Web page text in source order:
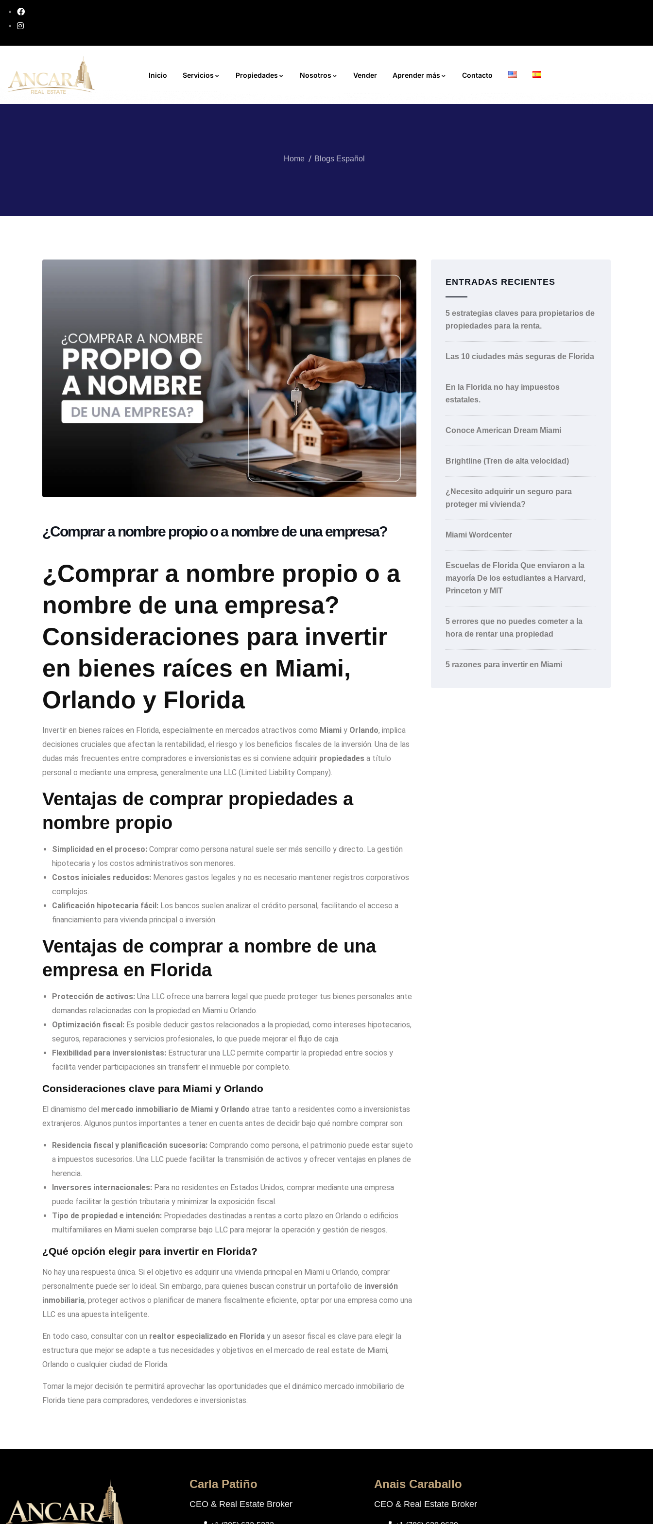
Inicio Servicios Propiedades Nosotros Vender Aprender más Contacto
Home Blogs Español
¿Comprar a nombre propio o a nombre de una empresa?
¿Comprar a nombre propio o a
nombre de una empresa?
Consideraciones para invertir
en bienes raíces en Miami,
Orlando y Florida
Invertir en bienes raíces en Florida, especialmente en mercados atractivos como Miami y Orlando, implica
decisiones cruciales que afectan la rentabilidad, el riesgo y los beneficios fiscales de la inversión. Una de las
dudas más frecuentes entre compradores e inversionistas es si conviene adquirir propiedades a título
personal o mediante una empresa, generalmente una LLC (Limited Liability Company).
Ventajas de comprar propiedades a
nombre propio
Simplicidad en el proceso: Comprar como persona natural suele ser más sencillo y directo. La gestión
hipotecaria y los costos administrativos son menores.
Costos iniciales reducidos: Menores gastos legales y no es necesario mantener registros corporativos
complejos.
Calificación hipotecaria fácil: Los bancos suelen analizar el crédito personal, facilitando el acceso a
financiamiento para vivienda principal o inversión.
Ventajas de comprar a nombre de una
empresa en Florida
Protección de activos: Una LLC ofrece una barrera legal que puede proteger tus bienes personales ante
demandas relacionadas con la propiedad en Miami u Orlando.
Optimización fiscal: Es posible deducir gastos relacionados a la propiedad, como intereses hipotecarios,
seguros, reparaciones y servicios profesionales, lo que puede mejorar el flujo de caja.
Flexibilidad para inversionistas: Estructurar una LLC permite compartir la propiedad entre socios y
facilita vender participaciones sin transferir el inmueble por completo.
Consideraciones clave para Miami y Orlando
El dinamismo del mercado inmobiliario de Miami y Orlando atrae tanto a residentes como a inversionistas
extranjeros. Algunos puntos importantes a tener en cuenta antes de decidir bajo qué nombre comprar son:
Residencia fiscal y planificación sucesoria: Comprando como persona, el patrimonio puede estar sujeto
a impuestos sucesorios. Una LLC puede facilitar la transmisión de activos y ofrecer ventajas en planes de
herencia.
Inversores internacionales: Para no residentes en Estados Unidos, comprar mediante una empresa
puede facilitar la gestión tributaria y minimizar la exposición fiscal.
Tipo de propiedad e intención: Propiedades destinadas a rentas a corto plazo en Orlando o edificios
multifamiliares en Miami suelen comprarse bajo LLC para mejorar la operación y gestión de riesgos.
¿Qué opción elegir para invertir en Florida?
No hay una respuesta única. Si el objetivo es adquirir una vivienda principal en Miami u Orlando, comprar
personalmente puede ser lo ideal. Sin embargo, para quienes buscan construir un portafolio de inversión
inmobiliaria, proteger activos o planificar de manera fiscalmente eficiente, optar por una empresa como una
LLC es una apuesta inteligente.
En todo caso, consultar con un realtor especializado en Florida y un asesor fiscal es clave para elegir la
estructura que mejor se adapte a tus necesidades y objetivos en el mercado de real estate de Miami,
Orlando o cualquier ciudad de Florida.
Tomar la mejor decisión te permitirá aprovechar las oportunidades que el dinámico mercado inmobiliario de
Florida tiene para compradores, vendedores e inversionistas.
ENTRADAS RECIENTES
5 estrategias claves para propietarios de
propiedades para la renta.
Las 10 ciudades más seguras de Florida
En la Florida no hay impuestos
estatales.
Conoce American Dream Miami
Brightline (Tren de alta velocidad)
¿Necesito adquirir un seguro para
proteger mi vivienda?
Miami Wordcenter
Escuelas de Florida Que enviaron a la
mayoría De los estudiantes a Harvard,
Princeton y MIT
5 errores que no puedes cometer a la
hora de rentar una propiedad
5 razones para invertir en Miami
Carla Patiño
CEO & Real Estate Broker
Anais Caraballo
CEO & Real Estate Broker